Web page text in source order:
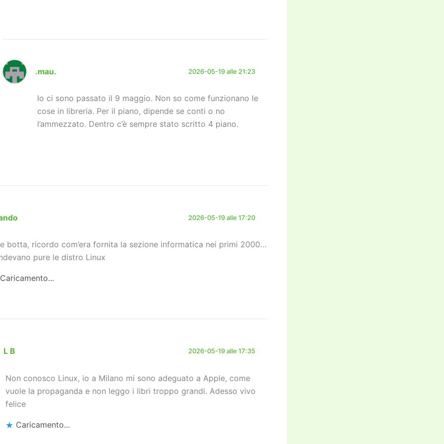
.mau. 2026-05-19 alle 21:23
Io ci sono passato il 9 maggio. Non so come funzionano le
cose in libreria. Per il piano, dipende se conti o no
l’ammezzato. Dentro c’è sempre stato scritto 4 piano.
2026-05-19 alle 17:20
botta, ricordo com’era fornita la sezione informatica nei primi 2000…
pure le distro Linux
Caricamento...
L B 2026-05-19 alle 17:35
Non conosco Linux, io a Milano mi sono adeguato a Apple, come
vuole la propaganda e non leggo i libri troppo grandi. Adesso vivo
felice
Caricamento...